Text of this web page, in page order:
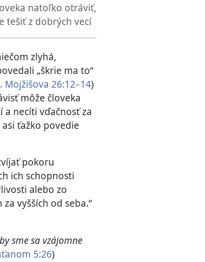
natoľko otráviť,
tešiť z dobrých vecí
zlyhá,
„škrie ma to“
Mojžišova 26:12–14)
môže človeka
a necíti vďačnosť za
ťažko povedie
pokoru
ich schopnosti
alebo zo
vyšších od seba.“
sme sa vzájomne
5:26)